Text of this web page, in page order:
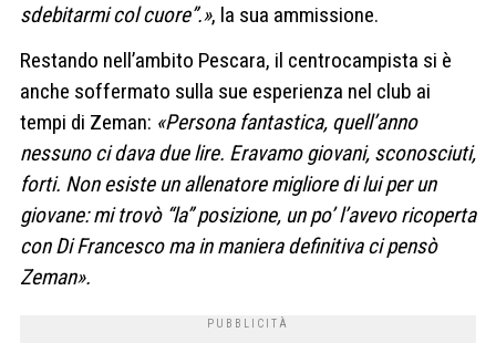
sdebitarmi col cuore”.», la sua ammissione.
Restando nell’ambito Pescara, il centrocampista si è
anche soffermato sulla sue esperienza nel club ai
tempi di Zeman: «Persona fantastica, quell’anno
nessuno ci dava due lire. Eravamo giovani, sconosciuti,
forti. Non esiste un allenatore migliore di lui per un
giovane: mi trovò “la” posizione, un po’ l’avevo ricoperta
con Di Francesco ma in maniera definitiva ci pensò
Zeman».